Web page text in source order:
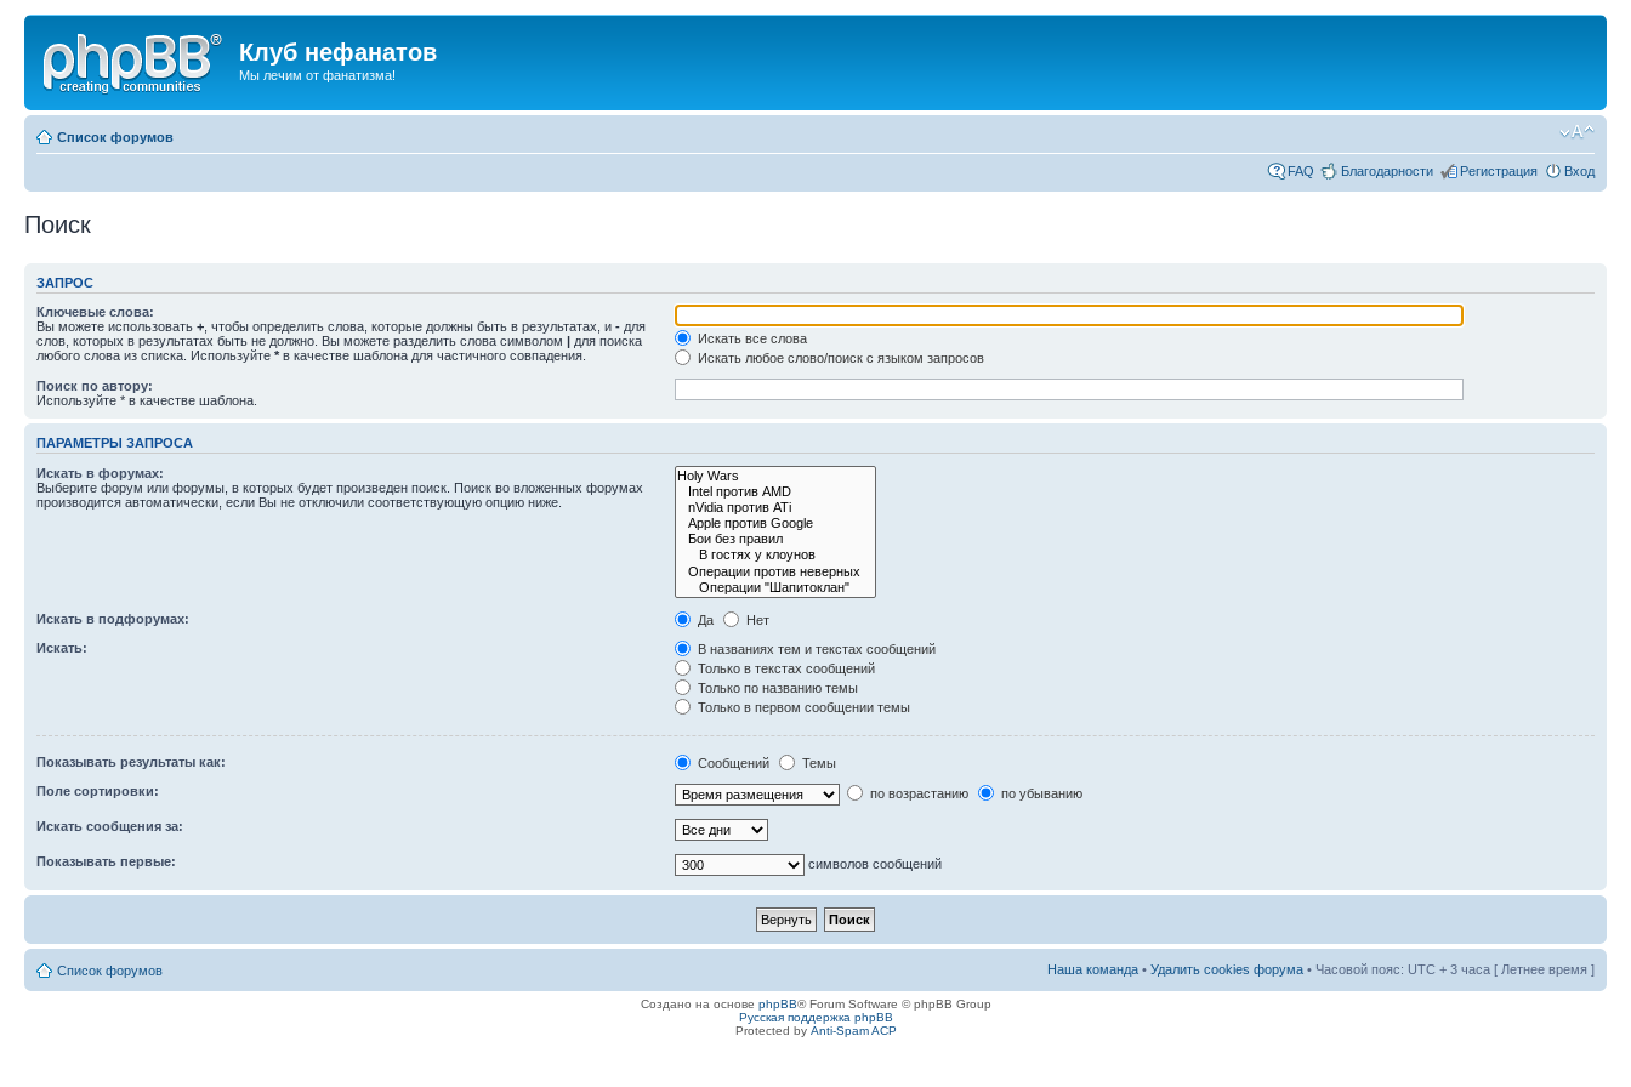
Клуб нефанатов
Мы лечим от фанатизма!
Список форумов
FAQ Благодарности Регистрация Вход
Поиск
ЗАПРОС
Ключевые слова:
Вы можете использовать + , чтобы определить слова, которые должны быть в результатах, и - для
слов, которых в результатах быть не должно. Вы можете разделить слова символом | для поиска
любого слова из списка. Используйте * в качестве шаблона для частичного совпадения.
Искать все слова
Искать любое слово/поиск с языком запросов
Поиск по автору:
Используйте * в качестве шаблона.
ПАРАМЕТРЫ ЗАПРОСА
Искать в форумах:
Выберите форум или форумы, в которых будет произведен поиск. Поиск во вложенных форумах
производится автоматически, если Вы не отключили соответствующую опцию ниже.
Искать в подфорумах: Да
Нет
Искать:
В названиях тем и текстах сообщений
Только в текстах сообщений
Только по названию темы
Только в первом сообщении темы
Показывать результаты как: Сообщений
Темы
Поле сортировки:
по возрастанию по убыванию
Искать сообщения за:
Показывать первые: символов сообщений
Список форумов Наша команда • Удалить cookies форума • Часовой пояс: UTC + 3 часа [ Летнее время ]
Создано на основе phpBB® Forum Software © phpBB Group
Русская поддержка phpBB
Protected by Anti-Spam ACP